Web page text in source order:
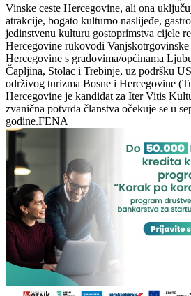
Vinske ceste Hercegovine, ali ona
atrakcije, bogato kulturno naslijeđe,
jedinstvenu kulturu gostoprimstva cijele
Hercegovine rukovodi
Hercegovine s gradovima/općinama
Čapljina, Stolac i Trebinje, uz podršku
održivog turizma Bosne i Hercegovine
Hercegovine je kandidat za Iter Vitis
zvanična potvrda članstva očekuje se u
godine.FENA